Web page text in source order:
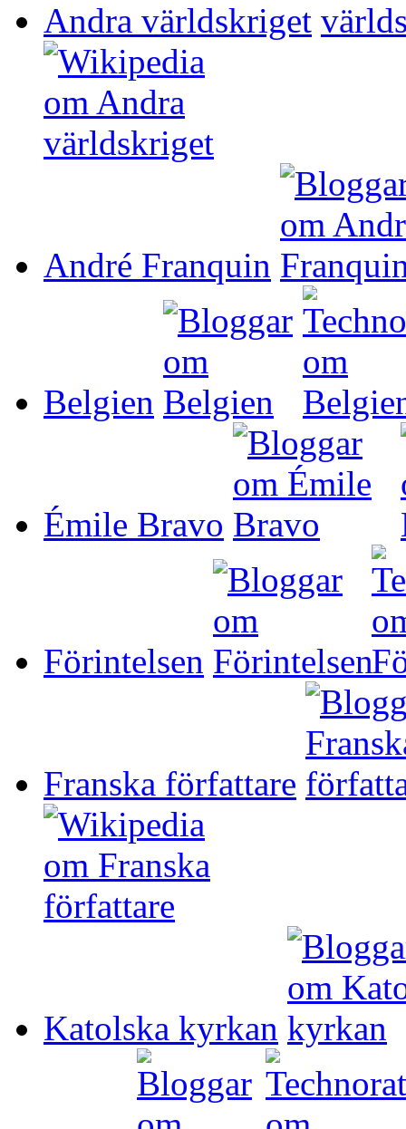
Andra världskriget
André Franquin
Belgien
Émile Bravo
Förintelsen
Franska författare
Katolska kyrkan